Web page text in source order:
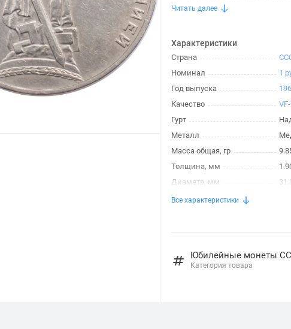
Читать далее
Характеристики
Страна
Номинал
1
Год выпуска
Качество
Гурт
Металл
Масса общая, гр
Толщина, мм
Диаметр, мм
Все характеристики
Юбилейные монеты
Категория товара